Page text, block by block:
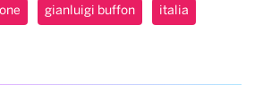
gianluigi buffon italia